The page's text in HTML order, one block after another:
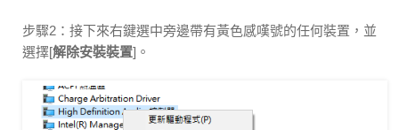
步驟2：接下來右鍵選中旁邊帶有黃色感嘆號的任何裝置，並
選擇[解除安裝裝置]。